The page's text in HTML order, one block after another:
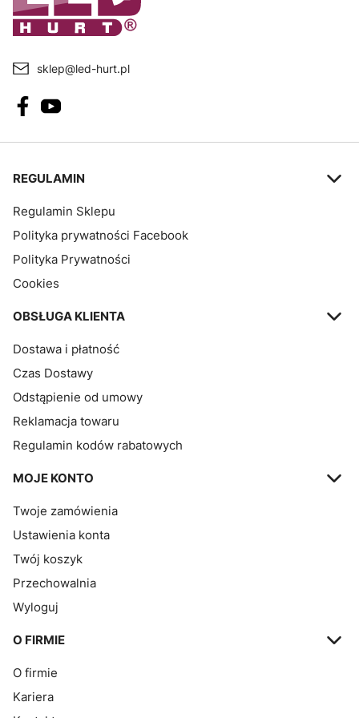
sklep@led-hurt.pl
Linki w stopce
REGULAMIN
Regulamin Sklepu
Polityka prywatności Facebook
Polityka Prywatności
Cookies
OBSŁUGA KLIENTA
Dostawa i płatność
Czas Dostawy
Odstąpienie od umowy
Reklamacja towaru
Regulamin kodów rabatowych
MOJE KONTO
Twoje zamówienia
Ustawienia konta
Twój koszyk
Przechowalnia
Wyloguj
O FIRMIE
O firmie
Kariera